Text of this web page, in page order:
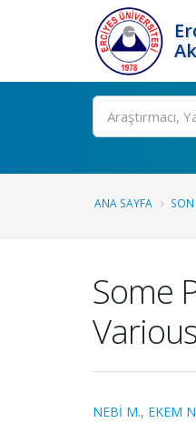
Ara
ANA SAYFA SON
Some
NEBİ M., EKEM